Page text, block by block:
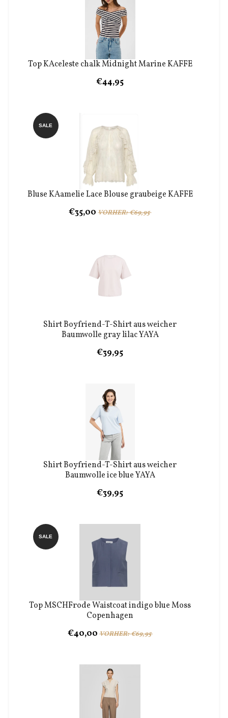
Top KAceleste chalk Midnight Marine KAFFE
€44,95
Bluse KAamelie Lace Blouse graubeige KAFFE
SALE
€35,00 VORHER: €69,95
Shirt Boyfriend-T-Shirt aus weicher
Baumwolle gray lilac YAYA
€39,95
Shirt Boyfriend-T-Shirt aus weicher
Baumwolle ice blue YAYA
€39,95
Top MSCHFrode Waistcoat indigo blue Moss
Copenhagen
SALE
€40,00 VORHER: €69,95